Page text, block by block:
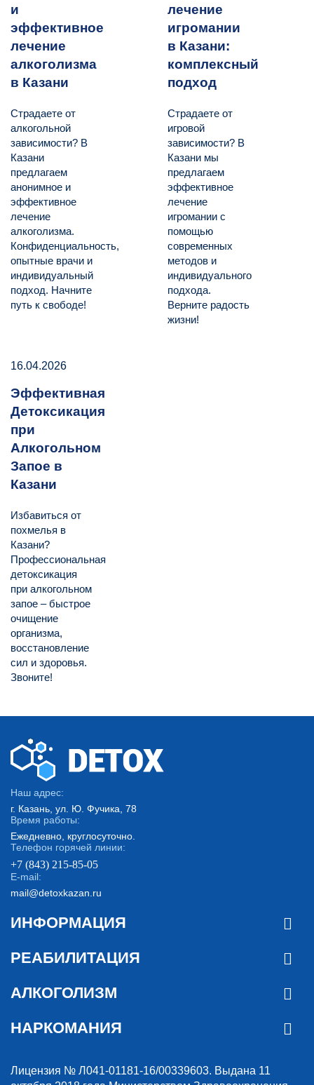
и
эффективное
лечение
алкоголизма
в Казани
Страдаете от
алкогольной
зависимости? В
Казани
предлагаем
анонимное и
эффективное
лечение
алкоголизма.
Конфиденциальность,
опытные врачи и
индивидуальный
подход. Начните
путь к свободе!
лечение
игромании
в Казани:
комплексный
подход
Страдаете от
игровой
зависимости? В
Казани мы
предлагаем
эффективное
лечение
игромании с
помощью
современных
методов и
индивидуального
подхода.
Верните радость
жизни!
16.04.2026
Эффективная
Детоксикация
при
Алкогольном
Запое в
Казани
Избавиться от
похмелья в
Казани?
Профессиональная
детоксикация
при алкогольном
запое – быстрое
очищение
организма,
восстановление
сил и здоровья.
Звоните!
Наш адрес:
г. Казань, ул. Ю. Фучика, 78
Время работы:
Ежедневно, круглосуточно.
Телефон горячей линии:
+7 (843) 215-85-05
E-mail:
mail@detoxkazan.ru
ИНФОРМАЦИЯ
РЕАБИЛИТАЦИЯ
АЛКОГОЛИЗМ
НАРКОМАНИЯ
Лицензия № Л041-01181-16/00339603. Выдана 11